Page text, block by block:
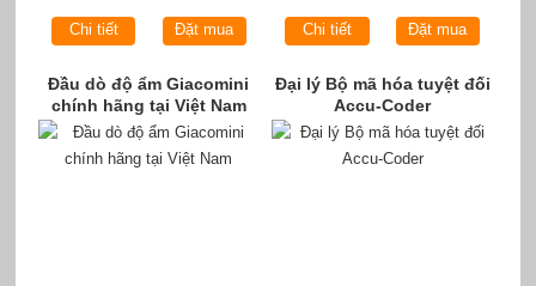
Chi tiết Đặt mua Chi tiết Đặt mua
Đầu dò độ ẩm Giacomini
chính hãng tại Việt Nam
Đại lý Bộ mã hóa tuyệt đối
Accu-Coder